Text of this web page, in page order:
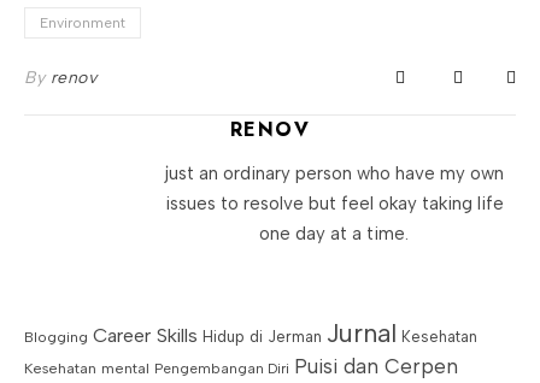
Environment
By renov
RENOV
just an ordinary person who have my own
issues to resolve but feel okay taking life
one day at a time.
Blogging Career Skills Hidup di Jerman Jurnal Kesehatan
Kesehatan mental Pengembangan Diri Puisi dan Cerpen